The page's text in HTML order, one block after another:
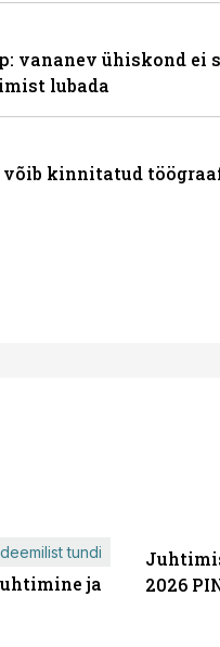
vananev ühiskond ei
lubada
võib kinnitatud
ja
tundi
2026